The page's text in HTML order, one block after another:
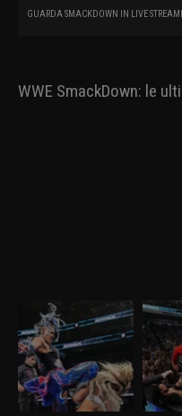
GUARDA SMACKDOWN IN LIVE
WWE SmackDown: le
WWE SmackDown 27
marzo 2026: Tiffany
sfida Giulia
Nella puntata di
SmackDown del 27
marzo, visibile su
discovery+, Giulia e
Tiffany Stratton si sfidano
WWE
marzo
Jacob
conti
Nella
marzo,
molto